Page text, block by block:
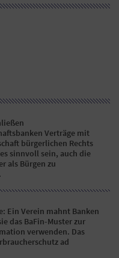
Verträge mit
bürgerlichen Rechts
sinnvoll sein, auch die
als Bürgen zu
Ein Verein mahnt Banken
das BaFin-Muster zur
verwenden. Das
ad